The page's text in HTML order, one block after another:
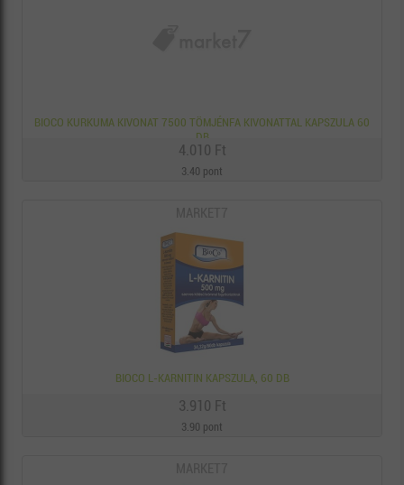
BIOCO KURKUMA KIVONAT 7500 TÖMJÉNFA KIVONATTAL KAPSZULA 60
DB
4.010 Ft
3.40 pont
BIOCO L-KARNITIN KAPSZULA, 60 DB
3.910 Ft
3.90 pont